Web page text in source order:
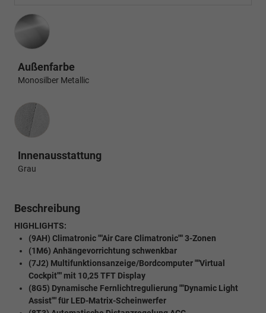
Außenfarbe
Monosilber Metallic
Innenausstattung
Innenausstattung
Grau
Beschreibung
HIGHLIGHTS:
(9AH) Climatronic ""Air Care Climatronic"" 3-Zonen
(1M6) Anhängevorrichtung schwenkbar
(7J2) Multifunktionsanzeige/Bordcomputer ""Virtual
Cockpit"" mit 10,25 TFT Display
(8G5) Dynamische Fernlichtregulierung ""Dynamic Light
Assist"" für LED-Matrix-Scheinwerfer